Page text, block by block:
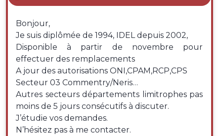
Bonjour,
Je suis diplômée de 1994, IDEL depuis 2002,
Disponible à partir de novembre pour
effectuer des remplacements
A jour des autorisations ONI,CPAM,RCP,CPS
Secteur 03 Commentry/Neris…
Autres secteurs départements limitrophes pas
moins de 5 jours consécutifs à discuter.
J’étudie vos demandes.
N’hésitez pas à me contacter.